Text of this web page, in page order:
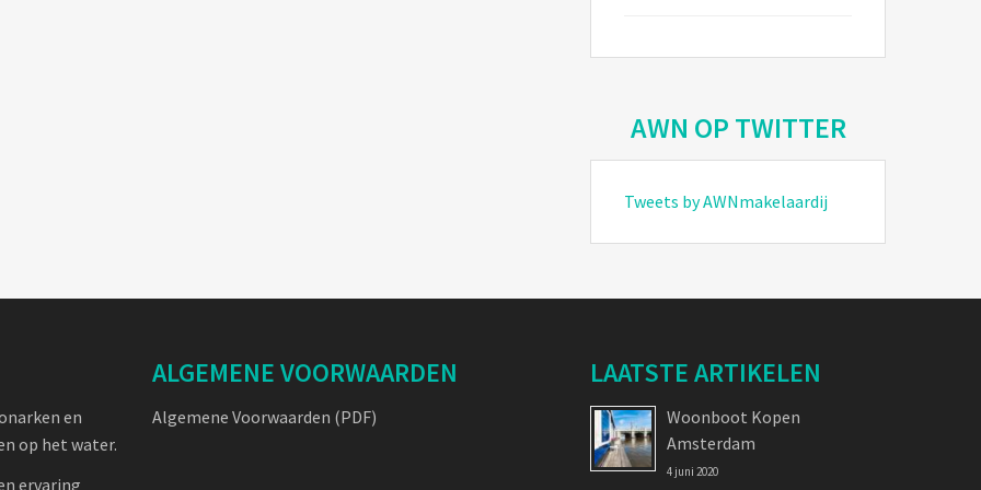
AWN OP TWITTER
Tweets by AWNmakelaardij
en
op het water.
ervaring
ALGEMENE VOORWAARDEN
Algemene Voorwaarden (PDF)
LAATSTE ARTIKELEN
Woonboot Kopen
Amsterdam
4 juni 2020